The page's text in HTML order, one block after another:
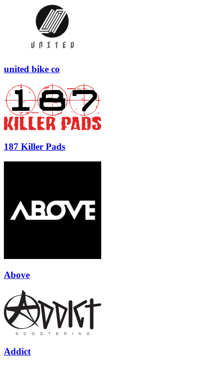
united bike co
187 Killer Pads
Above
Addict